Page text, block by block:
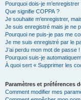
Pourquoi dois-je m’enregistrer
Que signifie COPPA ?
Je souhaite m’enregistrer,
Je suis enregistré mais je ne
Pourquoi ne puis-je pas me
Je me suis enregistré par le
J’ai perdu mon mot de passe !
Pourquoi suis-je
À quoi sert « Supprimer les
Paramètres et préférences
Comment modifier mes